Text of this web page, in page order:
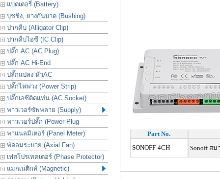
แบตเตอรี่ (Battery)
บุชชิ่ง, ยางกันบาด (Bushing)
ปากคีบ (Alligator Clip)
ปากคีบไอซี (IC Clip)
ปลั๊ก AC (AC Plug)
ปลั๊ก AC Hi-End
ปลั๊กแปลง หัวAC
ปลั๊กไฟพ่วง (Power Strip)
ปลั๊กเอซีติดแท่น (AC Socket)
พาวเวอร์ซัพพลาย (Supply)
พาวเวอร์ปลั๊ก (Power Plug
พาแนลมิเตอร์ (Panel Meter)
พัดลมระบาย (Axial Fan)
เฟสโปรเทคเตอร์ (Phase Protector)
แมกเนติกส์ (Magnetic)
Part No.
SONOFF-4CH
Sonoff ส